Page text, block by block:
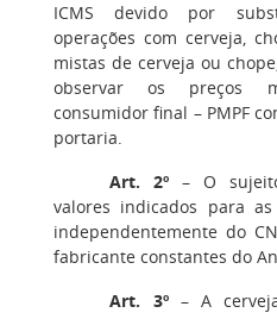
ICMS devido por
operações com cerveja,
mistas de cerveja ou
observar os preços
consumidor final – PMPF
portaria.
Art. 2º – O
valores indicados para
independentemente do
fabricante constantes do
Art. 3º– A